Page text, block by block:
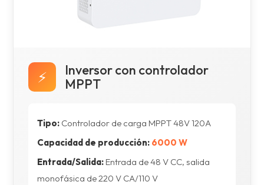
⚡
Inversor con controlador
MPPT
Tipo: Controlador de carga MPPT 48V 120A
Capacidad de producción: 6000 W
Entrada/Salida: Entrada de 48 V CC, salida
monofásica de 220 V CA/110 V